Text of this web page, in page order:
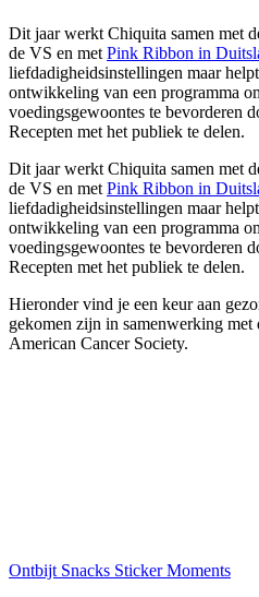
Dit jaar werkt Chiquita samen met
de VS en met Pink Ribbon in
liefdadigheidsinstellingen maar
ontwikkeling van een programma
voedingsgewoontes te bevorderen
Recepten met het publiek te delen.
Dit jaar werkt Chiquita samen met
de VS en met Pink Ribbon in
liefdadigheidsinstellingen maar
ontwikkeling van een programma
voedingsgewoontes te bevorderen
Recepten met het publiek te delen.
Hieronder vind je een keur aan
gekomen zijn in samenwerking met
American Cancer Society.
Ontbijt Snacks Sticker Moments